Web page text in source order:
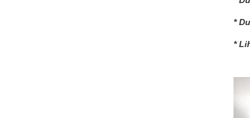
*
*